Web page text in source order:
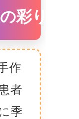
彩り～
作
者
季